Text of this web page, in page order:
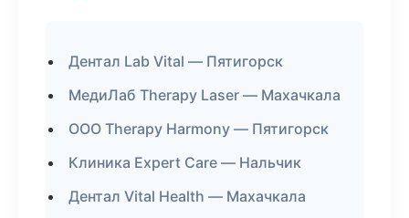
Дентал Lab Vital — Пятигорск
МедиЛаб Therapy Laser — Махачкала
ООО Therapy Harmony — Пятигорск
Клиника Expert Care — Нальчик
Дентал Vital Health — Махачкала